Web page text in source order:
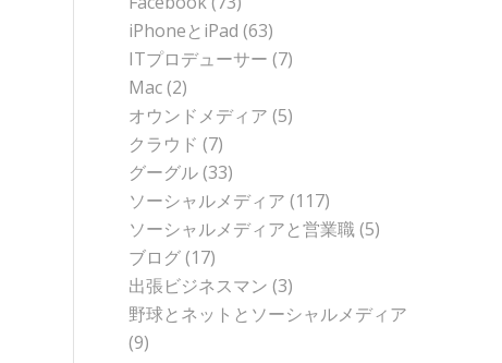
iPhoneとiPad (63)
ITプロデューサー (7)
Mac(2)
オウンドメディア (5)
クラウド (7)
グーグル(33)
ソーシャルメディア (117)
ソーシャルメディアと営業職(5)
ブログ(17)
出張ビジネスマン (3)
野球とネットとソーシャルメディア
(9)